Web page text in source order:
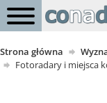
Strona główna
Fotoradary i miejsca